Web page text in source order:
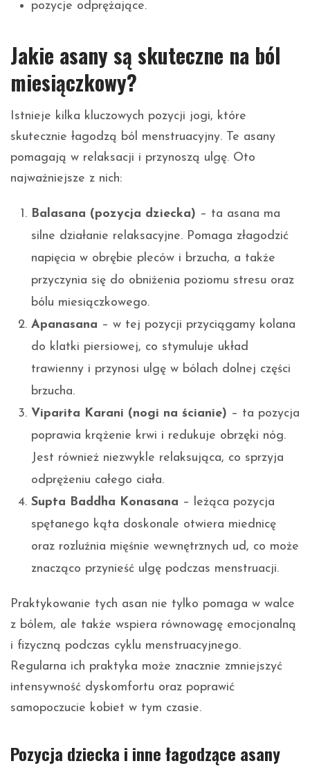
pozycje odprężające.
Jakie asany są skuteczne na ból
miesiączkowy?
Istnieje kilka kluczowych pozycji jogi, które
skutecznie łagodzą ból menstruacyjny. Te asany
pomagają w relaksacji i przynoszą ulgę. Oto
najważniejsze z nich:
Balasana (pozycja dziecka) – ta asana ma
silne działanie relaksacyjne. Pomaga złagodzić
napięcia w obrębie pleców i brzucha, a także
przyczynia się do obniżenia poziomu stresu oraz
bólu miesiączkowego.
Apanasana – w tej pozycji przyciągamy kolana
do klatki piersiowej, co stymuluje układ
trawienny i przynosi ulgę w bólach dolnej części
brzucha.
Viparita Karani (nogi na ścianie) – ta pozycja
poprawia krążenie krwi i redukuje obrzęki nóg.
Jest również niezwykle relaksująca, co sprzyja
odprężeniu całego ciała.
Supta Baddha Konasana – leżąca pozycja
spętanego kąta doskonale otwiera miednicę
oraz rozluźnia mięśnie wewnętrznych ud, co może
znacząco przynieść ulgę podczas menstruacji.
Praktykowanie tych asan nie tylko pomaga w walce
z bólem, ale także wspiera równowagę emocjonalną
i fizyczną podczas cyklu menstruacyjnego.
Regularna ich praktyka może znacznie zmniejszyć
intensywność dyskomfortu oraz poprawić
samopoczucie kobiet w tym czasie.
Pozycja dziecka i inne łagodzące asany